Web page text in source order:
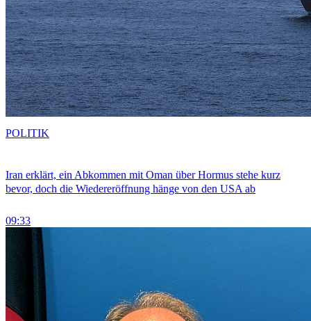
Iran erklärt, ein Abkommen mit Oman über Hormus stehe kurz
bevor, doch die Wiedereröffnung hänge von den USA ab
09:33
POLITIK